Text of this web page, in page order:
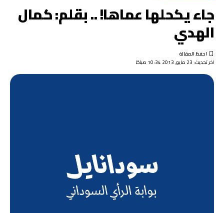
جاء يكحلها عماها! .. بقلم: كمال
الهدي
اخر تحديث: 23 مايو, 2013 10:34 صباحًا